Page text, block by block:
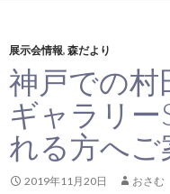
展示会情報, 森だより
神戸での村
ギャラリー
れる方へ
2019年11月20日 おさむ